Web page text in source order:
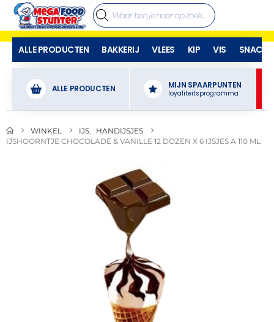
ALLE PRODUCTEN BAKKERIJ VLEES KIP VIS SNACKS
ALLE PRODUCTEN MIJN SPAARPUNTEN
loyaliteitsprogramma
WINKEL IJS
HANDIJSJES
IJSHOORNTJE CHOCOLADE & VANILLE 12 DOZEN X 6 IJSJES A 110 ML